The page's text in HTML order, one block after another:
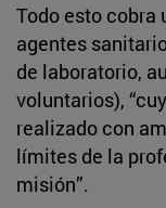
Todo esto cobra
agentes
de laboratorio,
voluntarios),
realizado con
límites de la
misión”.